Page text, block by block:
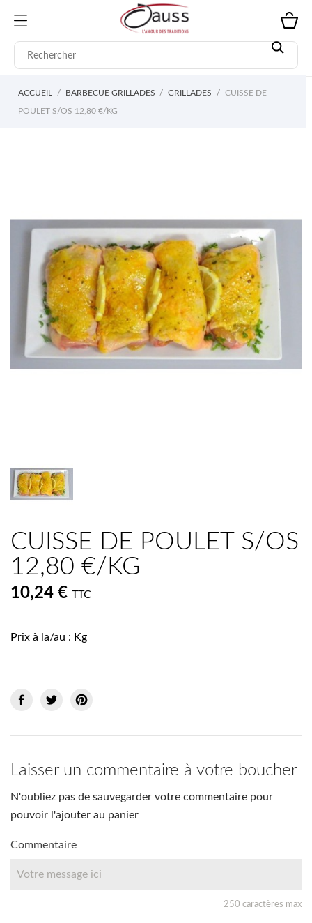
ACCUEIL BARBECUE GRILLADES GRILLADES CUISSE DE
POULET S/OS 12,80 €/KG
CUISSE DE POULET S/OS
12,80 €/KG
10,24 € TTC
Prix à la/au : Kg
Laisser un commentaire à votre boucher
N'oubliez pas de sauvegarder votre commentaire pour
pouvoir l'ajouter au panier
Commentaire
250 caractères max